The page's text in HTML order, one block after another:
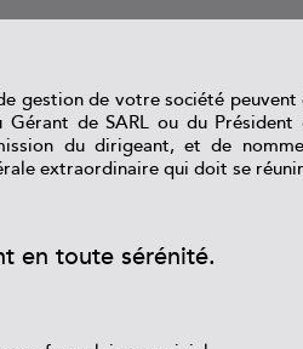
gestion de votre société peuvent
de SARL ou du Président
du dirigeant, et de
extraordinaire qui doit se
en toute sérénité.